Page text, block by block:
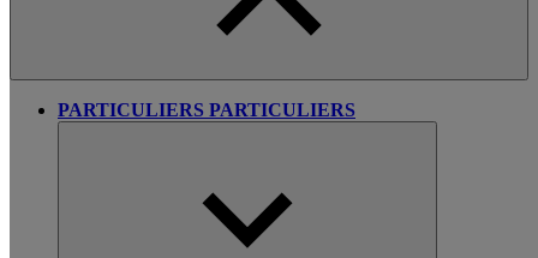
PARTICULIERS PARTICULIERS